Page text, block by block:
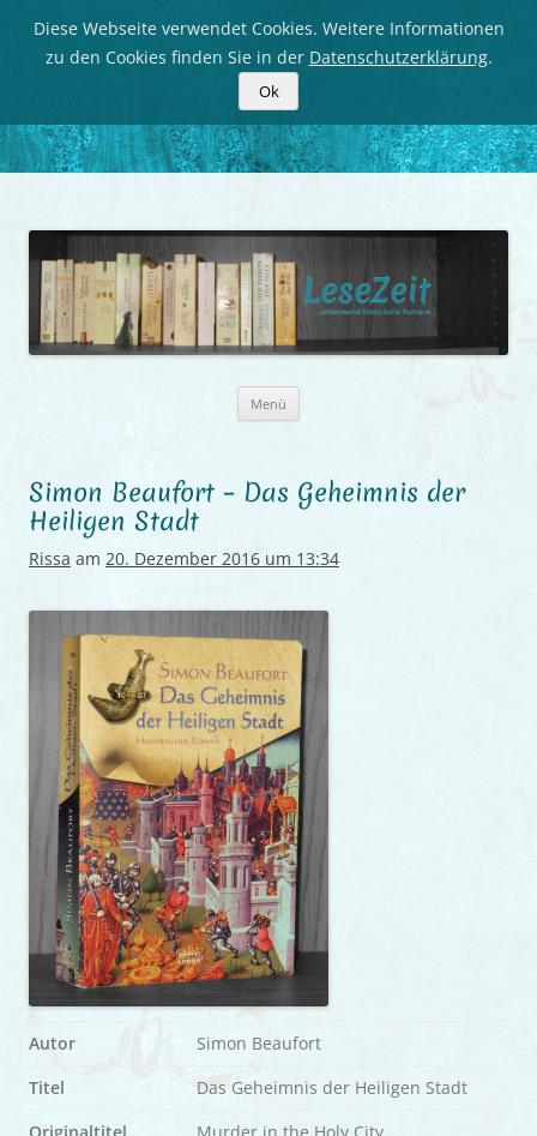
LeseZeit
Menü
Simon Beaufort – Das Geheimnis der
Heiligen Stadt
Rissa am 20. Dezember 2016 um 13:34
Autor
Simon Beaufort
Titel
Das Geheimnis der Heiligen Stadt
Diese Webseite verwendet Cookies. Weitere Informationen
zu den Cookies finden Sie in der Datenschutzerklärung.
Ok